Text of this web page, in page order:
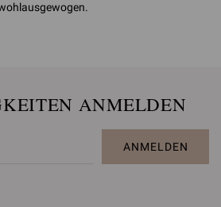
ANMELDEN
ANMELDEN